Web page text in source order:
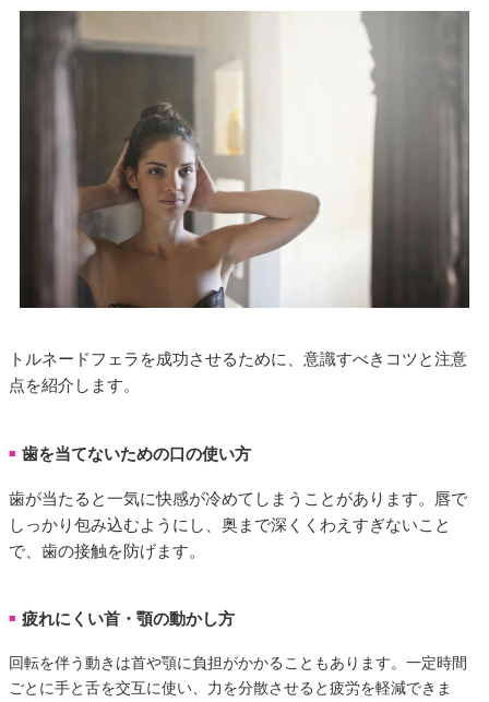
トルネードフェラを成功させるために、意識すべきコツと注意
点を紹介します。
■ 歯を当てないための口の使い方
歯が当たると一気に快感が冷めてしまうことがあります。唇で
しっかり包み込むようにし、奥まで深くくわえすぎないこと
で、歯の接触を防げます。
■ 疲れにくい首・顎の動かし方
回転を伴う動きは首や顎に負担がかかることもあります。一定時間
ごとに手と舌を交互に使い、力を分散させると疲労を軽減できま